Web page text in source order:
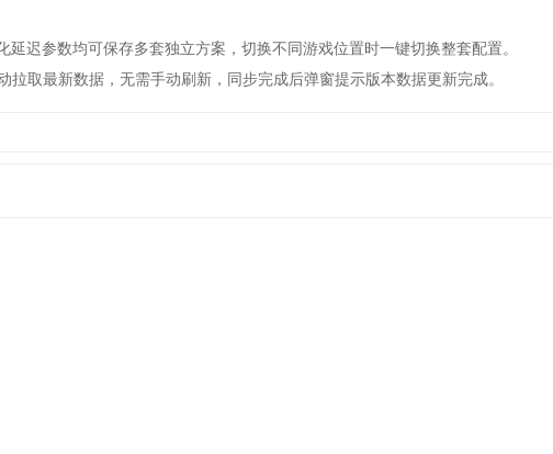
参数均可保存多套独立方案，切换不同游戏位置时一键切换整套配置。
最新数据，无需手动刷新，同步完成后弹窗提示版本数据更新完成。